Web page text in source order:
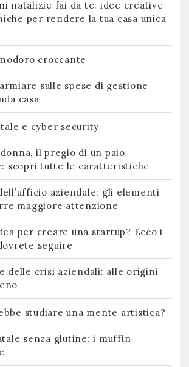
natalizie fai da te: idee creative
per rendere la tua casa unica
croccante
sulle spese di gestione
casa
e cyber security
il pregio di un paio
scopri tutte le caratteristiche
aziendale: gli elementi
maggiore attenzione
per creare una startup? Ecco i
seguire
delle crisi aziendali: alle origini
studiare una mente artistica?
senza glutine: i muffin